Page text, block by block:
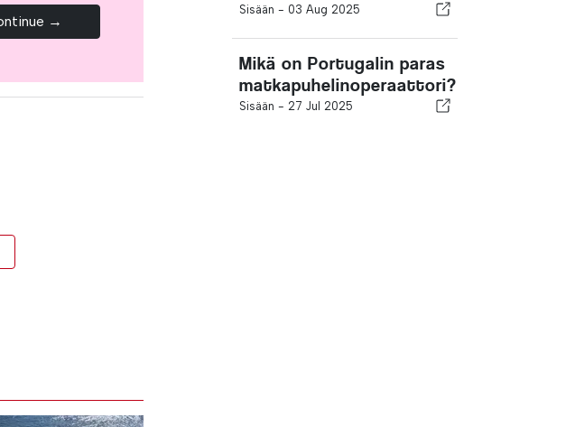
→
Sisään - 03 Aug 2025
Mikä on Portugalin paras
matkapuhelinoperaattori?
Sisään - 27 Jul 2025